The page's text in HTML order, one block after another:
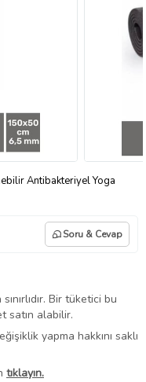
Antibakteriyel Yoga
Soru & Cevap
Bir tüketici bu
satın alabilir.
yapma hakkını saklı
tıklayın.